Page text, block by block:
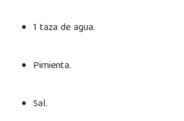
1 taza de agua.
Pimienta.
Sal.